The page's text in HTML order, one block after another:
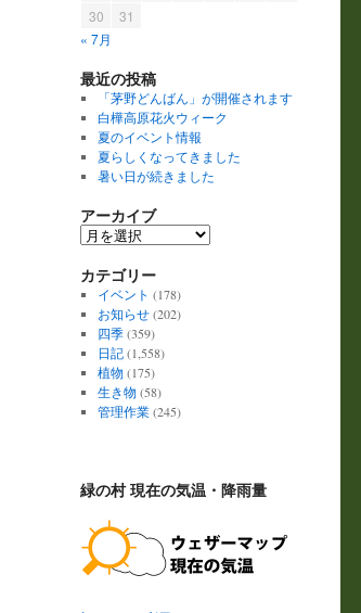
« 7月
30
31
最近の投稿
「茅野どんばん」が開催されます
白樺高原花火ウィーク
夏のイベント情報
夏らしくなってきました
暑い日が続きました
アーカイブ
ア
カ
イ
ブ
カテゴリー
イベント (178)
お知らせ(202)
四季(359)
日記(1,558)
植物 (175)
生き物 (58)
管理作業(245)
緑の村 現在の気温・降雨量